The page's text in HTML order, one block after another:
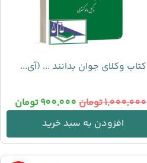
کتاب وکلای جوان بدانند ... (آی...
1,000,000تومان 900,000تومان
افزودن به سبد خرید